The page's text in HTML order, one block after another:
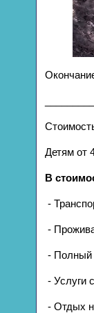
Детям от
В
-
-
- Полный
- Услуги
- Отдых